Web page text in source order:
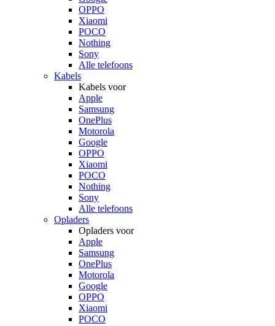
OPPO
Xiaomi
POCO
Nothing
Sony
Alle telefoons
Kabels
Kabels voor
Apple
Samsung
OnePlus
Motorola
Google
OPPO
Xiaomi
POCO
Nothing
Sony
Alle telefoons
Opladers
Opladers voor
Apple
Samsung
OnePlus
Motorola
Google
OPPO
Xiaomi
POCO